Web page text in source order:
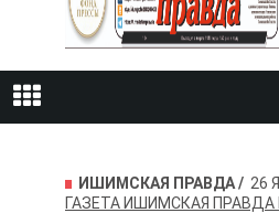
ИШИМСКАЯ ПРАВДА
26
ГАЗЕТА ИШИМСКАЯ ПРАВДА